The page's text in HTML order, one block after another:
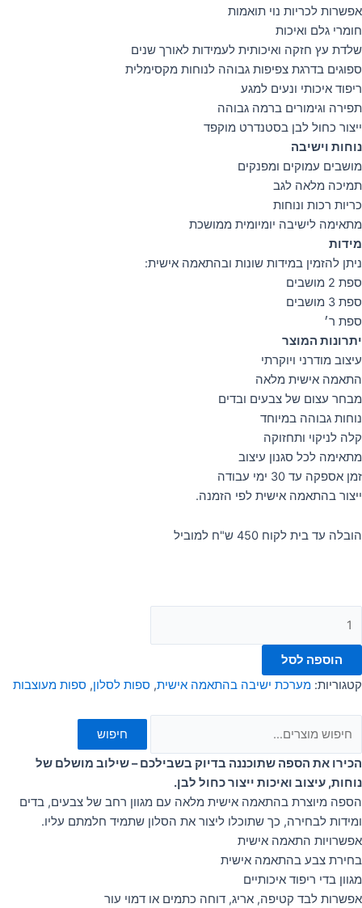
אפשרות לכריות נוי תואמות
חומרי גלם ואיכות
שלדת עץ חזקה ואיכותית לעמידות לאורך שנים
ספוגים בדרגת צפיפות גבוהה לנוחות מקסימלית
ריפוד איכותי ונעים למגע
תפירה וגימורים ברמה גבוהה
ייצור כחול לבן בסטנדרט מוקפד
נוחות וישיבה
מושבים עמוקים ומפנקים
תמיכה מלאה לגב
כריות רכות ונוחות
מתאימה לישיבה יומיומית ממושכת
מידות
ניתן להזמין במידות שונות ובהתאמה אישית:
ספת 2 מושבים
ספת 3 מושבים
ספת ר׳
יתרונות המוצר
עיצוב מודרני ויוקרתי
התאמה אישית מלאה
מבחר עצום של צבעים ובדים
נוחות גבוהה במיוחד
קלה לניקוי ותחזוקה
מתאימה לכל סגנון עיצוב
זמן אספקה עד 30 ימי עבודה
ייצור בהתאמה אישית לפי הזמנה.
הובלה עד בית לקוח 450 ש"ח למוביל
הוספה לסל
קטגוריות: מערכת ישיבה בהתאמה אישית, ספות לסלון, ספות מעוצבות
חיפוש
הכירו את הספה שתוכננה בדיוק בשבילכם – שילוב מושלם של
נוחות, עיצוב ואיכות ייצור כחול לבן.
הספה מיוצרת בהתאמה אישית מלאה עם מגוון רחב של צבעים, בדים
ומידות לבחירה, כך שתוכלו ליצור את הסלון שתמיד חלמתם עליו.
אפשרויות התאמה אישית
בחירת צבע בהתאמה אישית
מגוון בדי ריפוד איכותיים
אפשרות לבד קטיפה, אריג, דוחה כתמים או דמוי עור